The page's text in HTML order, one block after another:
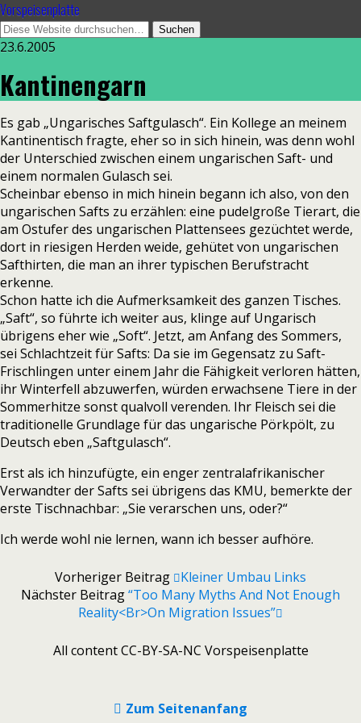
Vorspeisenplatte
23.6.2005
Kantinengarn
Es gab „Ungarisches Saftgulasch“. Ein Kollege an meinem
Kantinentisch fragte, eher so in sich hinein, was denn wohl
der Unterschied zwischen einem ungarischen Saft- und
einem normalen Gulasch sei.
Scheinbar ebenso in mich hinein begann ich also, von den
ungarischen Safts zu erzählen: eine pudelgroße Tierart, die
am Ostufer des ungarischen Plattensees gezüchtet werde,
dort in riesigen Herden weide, gehütet von ungarischen
Safthirten, die man an ihrer typischen Berufstracht
erkenne.
Schon hatte ich die Aufmerksamkeit des ganzen Tisches.
„Saft“, so führte ich weiter aus, klinge auf Ungarisch
übrigens eher wie „Soft“. Jetzt, am Anfang des Sommers,
sei Schlachtzeit für Safts: Da sie im Gegensatz zu Saft-
Frischlingen unter einem Jahr die Fähigkeit verloren hätten,
ihr Winterfell abzuwerfen, würden erwachsene Tiere in der
Sommerhitze sonst qualvoll verenden. Ihr Fleisch sei die
traditionelle Grundlage für das ungarische Pörkpölt, zu
Deutsch eben „Saftgulasch“.
Erst als ich hinzufügte, ein enger zentralafrikanischer
Verwandter der Safts sei übrigens das KMU, bemerkte der
erste Tischnachbar: „Sie verarschen uns, oder?“
Ich werde wohl nie lernen, wann ich besser aufhöre.
Vorheriger Beitrag
Kleiner Umbau Links
Nächster Beitrag“Too Many Myths And Not Enough
Reality<br>On Migration Issues”
All content CC-BY-SA-NC Vorspeisenplatte
Zum Seitenanfang